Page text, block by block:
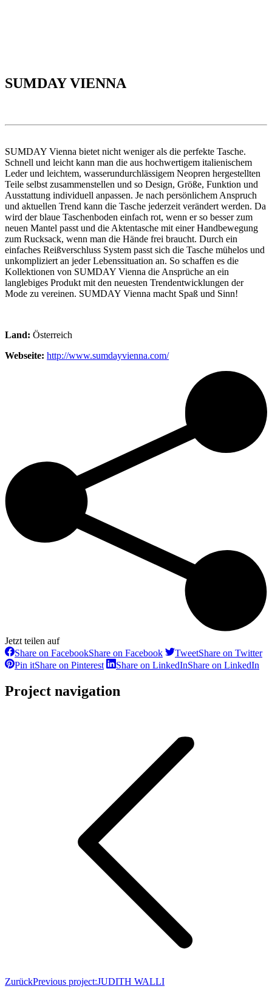
SUMDAY VIENNA
SUMDAY Vienna bietet nicht weniger als die perfekte Tasche.
Schnell und leicht kann man die aus hochwertigem italienischem
Leder und leichtem, wasserundurchlässigem Neopren hergestellten
Teile selbst zusammenstellen und so Design, Größe, Funktion und
Ausstattung individuell anpassen. Je nach persönlichem Anspruch
und aktuellen Trend kann die Tasche jederzeit verändert werden. Da
wird der blaue Taschenboden einfach rot, wenn er so besser zum
neuen Mantel passt und die Aktentasche mit einer Handbewegung
zum Rucksack, wenn man die Hände frei braucht. Durch ein
einfaches Reißverschluss System passt sich die Tasche mühelos und
unkompliziert an jeder Lebenssituation an. So schaffen es die
Kollektionen von SUMDAY Vienna die Ansprüche an ein
langlebiges Produkt mit den neuesten Trendentwicklungen der
Mode zu vereinen. SUMDAY Vienna macht Spaß und Sinn!
Land: Österreich
Webseite: http://www.sumdayvienna.com/
Jetzt teilen auf
Share on FacebookShare on Facebook TweetShare on Twitter
Pin itShare on Pinterest Share on LinkedInShare on LinkedIn
Project navigation
ZurückPrevious project:JUDITH WALLI